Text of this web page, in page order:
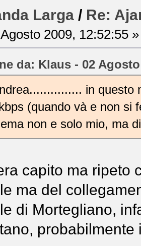
Larga / Re:
2009, 12:52:55 »
da: Klaus - 02 Agosto
in questo
(quando và e non si
non e solo mio, ma
capito ma ripeto
ma del
di Mortegliano,